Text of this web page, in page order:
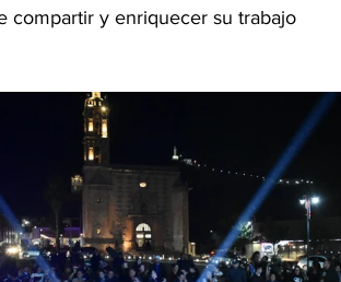
compartir y enriquecer su trabajo